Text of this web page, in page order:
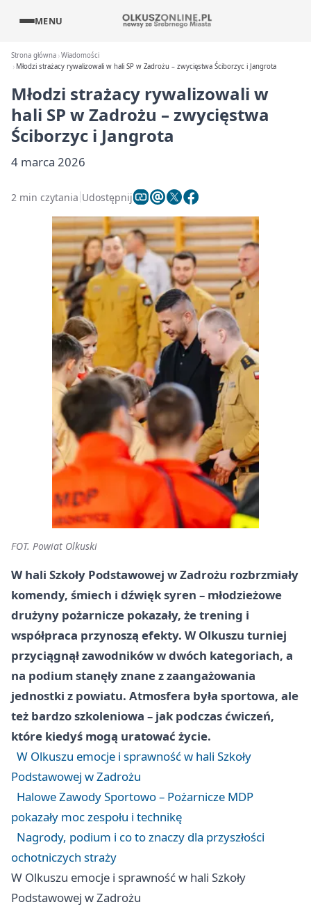
MENU
Strona główna Wiadomości
Młodzi strażacy rywalizowali w hali SP w Zadrożu – zwycięstwa Ściborzyc i Jangrota
Młodzi strażacy rywalizowali w
hali SP w Zadrożu – zwycięstwa
Ściborzyc i Jangrota
4 marca 2026
2 min czytania Udostępnij
FOT. Powiat Olkuski
W hali Szkoły Podstawowej w Zadrożu rozbrzmiały
komendy, śmiech i dźwięk syren – młodzieżowe
drużyny pożarnicze pokazały, że trening i
współpraca przynoszą efekty. W Olkuszu turniej
przyciągnął zawodników w dwóch kategoriach, a
na podium stanęły znane z zaangażowania
jednostki z powiatu. Atmosfera była sportowa, ale
też bardzo szkoleniowa – jak podczas ćwiczeń,
które kiedyś mogą uratować życie.
W Olkuszu emocje i sprawność w hali Szkoły
Podstawowej w Zadrożu
Halowe Zawody Sportowo – Pożarnicze MDP
pokazały moc zespołu i technikę
Nagrody, podium i co to znaczy dla przyszłości
ochotniczych straży
W Olkuszu emocje i sprawność w hali Szkoły
Podstawowej w Zadrożu